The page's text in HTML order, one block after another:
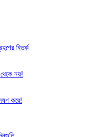
বিতর্ক
নয়!
করে!